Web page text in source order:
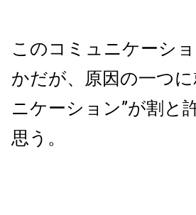
このコミュニケーシ
かだが、原因の一つ
ニケーション”が割と
思う。